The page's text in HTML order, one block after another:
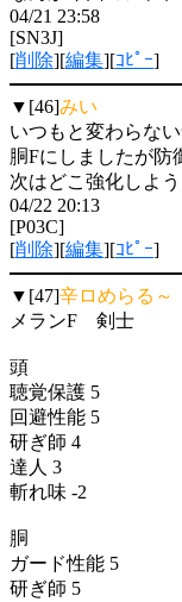
04/21 23:58
[SN3J]
[削除][編集][ｺﾋﾟｰ]
▼[46]みい
いつもと変わらな
胴Fにしましたが
次はどこ強化しよ
04/22 20:13
[P03C]
[削除][編集][ｺﾋﾟｰ]
▼[47]辛ロめらる～
メランF 剣士
頭
聴覚保護 5
回避性能 5
研ぎ師 4
達人 3
斬れ味 -2
胴
ガード性能 5
研ぎ師 5